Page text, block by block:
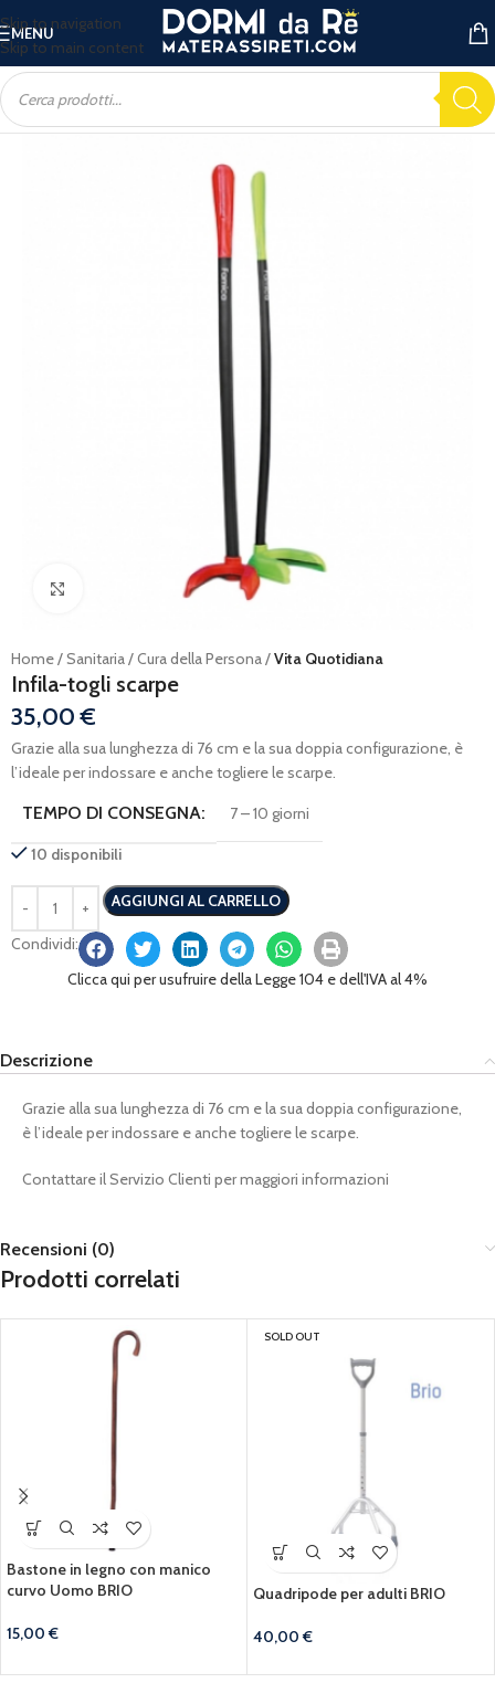
Skip to navigation
Skip to main content
MENU
Home Sanitaria Cura della Persona Vita Quotidiana
Infila-togli scarpe
35,00€
Grazie alla sua lunghezza di 76 cm e la sua doppia configurazione, è
l’ideale per indossare e anche togliere le scarpe.
TEMPO DI CONSEGNA: 7 – 10 giorni
10 disponibili
AGGIUNGI AL CARRELLO
Condividi:
Clicca qui per usufruire della Legge 104 e dell'IVA al 4%
Descrizione
Grazie alla sua lunghezza di 76 cm e la sua doppia configurazione,
è l’ideale per indossare e anche togliere le scarpe.
Contattare il Servizio Clienti per maggiori informazioni
Recensioni (0)
Prodotti correlati
Bastone in legno con manico
curvo Uomo BRIO
15,00€
SOLD OUT
Quadripode per adulti BRIO
40,00€